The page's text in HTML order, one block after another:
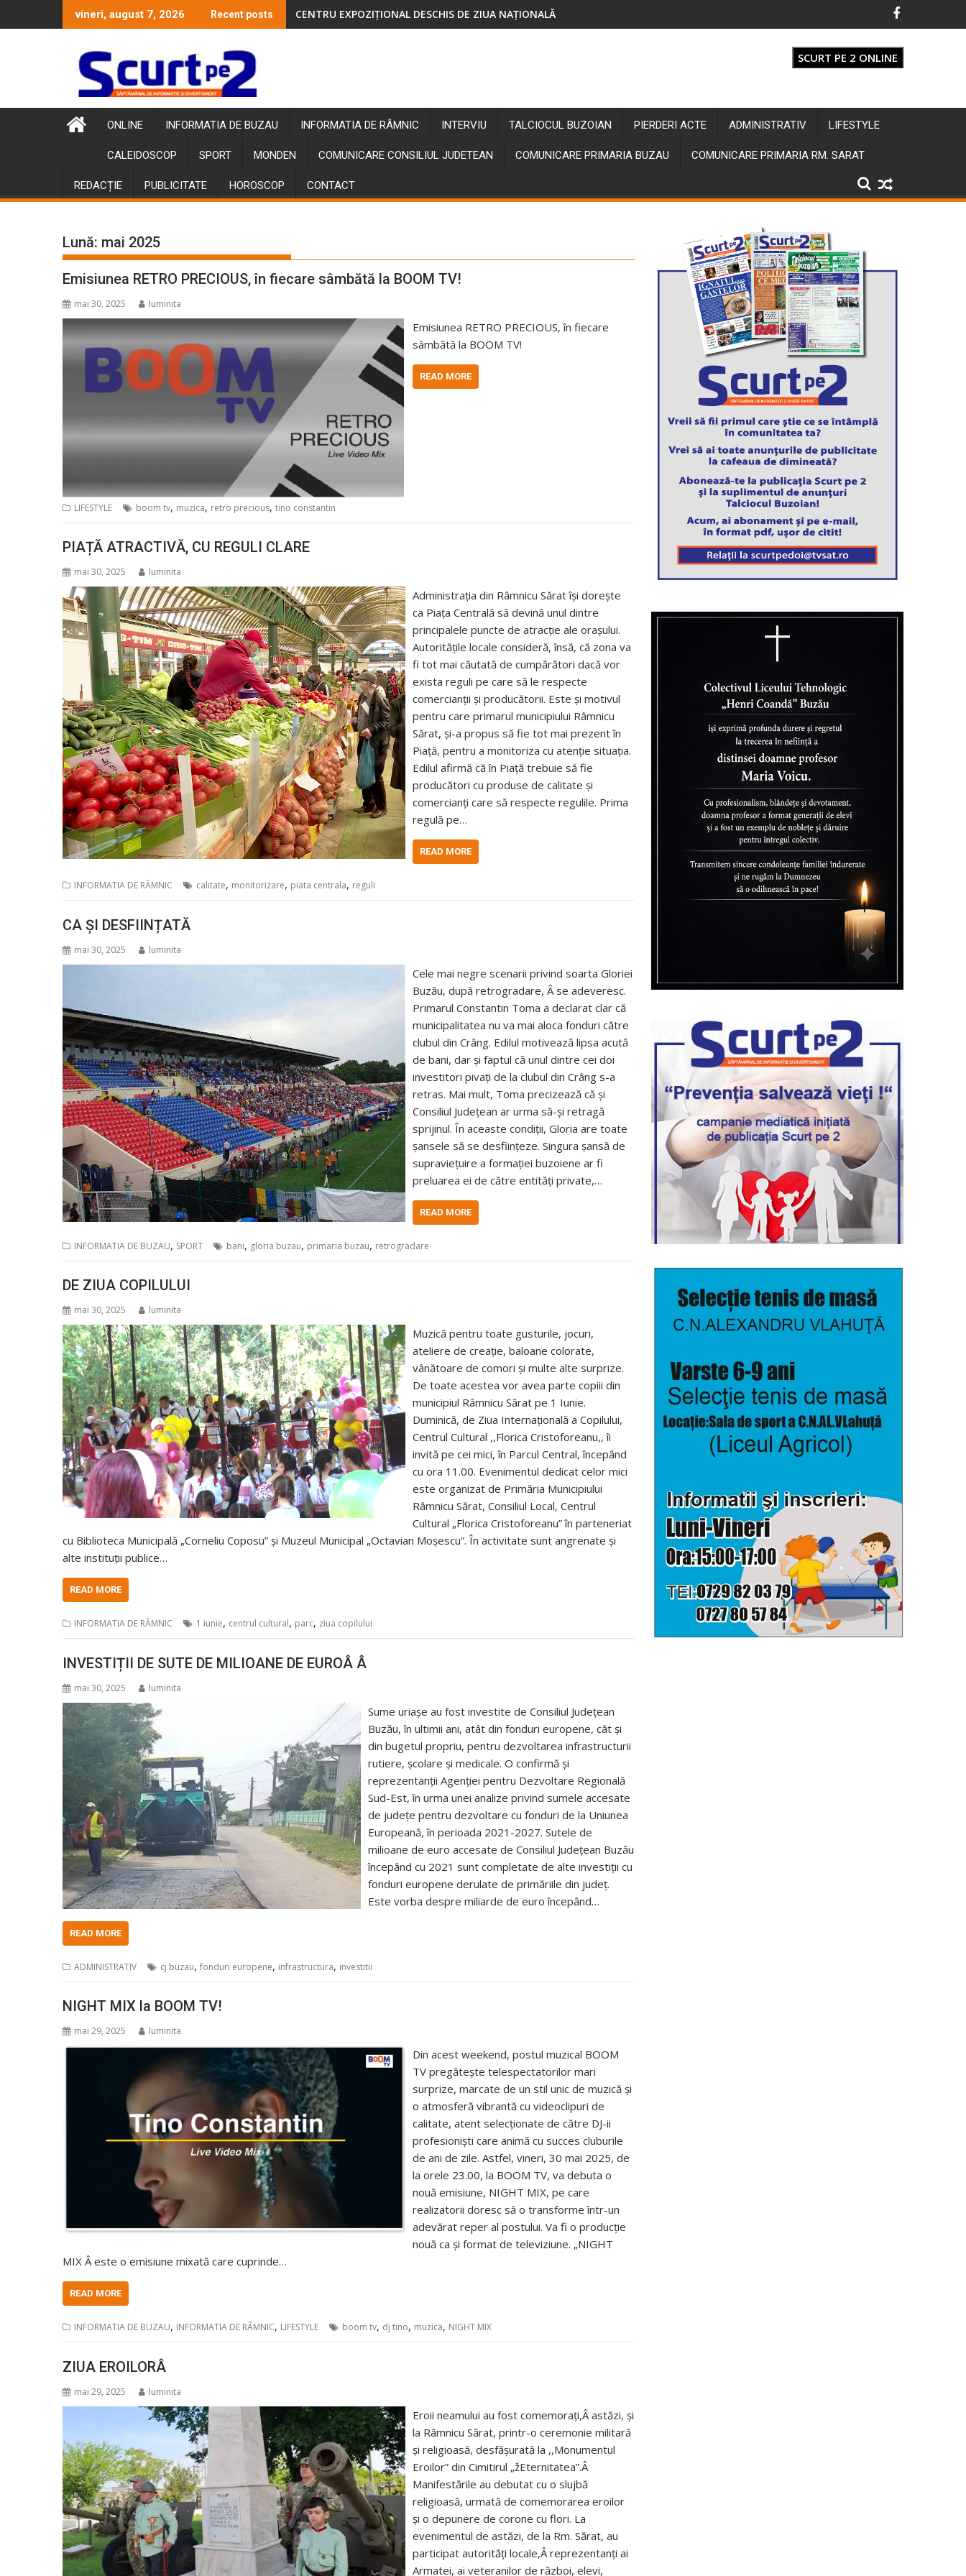
to
vineri, august 7, 2026 Recent posts CENTRU EXPOZIȚIONAL DESCHIS DE ZIUA NAȚIONALĂ
SCURT PE 2 ONLINE
ONLINE INFORMATIA DE BUZAU INFORMATIA DE RÂMNIC INTERVIU TALCIOCUL BUZOIAN PIERDERI ACTE ADMINISTRATIV LIFESTYLE
CALEIDOSCOP SPORT MONDEN COMUNICARE CONSILIUL JUDETEAN COMUNICARE PRIMARIA BUZAU COMUNICARE PRIMARIA RM. SARAT
REDACȚIE PUBLICITATE HOROSCOP CONTACT
Lună: mai 2025
Emisiunea RETRO PRECIOUS, în fiecare sâmbătă la BOOM TV!
mai 30, 2025 luminita
Emisiunea RETRO PRECIOUS, în fiecare
sâmbătă la BOOM TV!
READ MORE
LIFESTYLE boom tv, muzica, retro precious, tino constantin
PIAȚĂ ATRACTIVĂ, CU REGULI CLARE
mai 30, 2025 luminita
Administrația din Râmnicu Sărat își dorește
ca Piața Centrală să devină unul dintre
principalele puncte de atracție ale orașului.
Autoritățile locale consideră, însă, că zona va
fi tot mai căutată de cumpărători dacă vor
exista reguli pe care să le respecte
comercianții și producătorii. Este și motivul
pentru care primarul municipiului Râmnicu
Sărat, și-a propus să fie tot mai prezent în
Piață, pentru a monitoriza cu atenție situația.
Edilul afirmă că în Piață trebuie să fie
producători cu produse de calitate și
comercianți care să respecte regulile. Prima
regulă pe…
READ MORE
INFORMATIA DE RÂMNIC calitate, monitorizare, piata centrala, reguli
CA ȘI DESFIINȚATĂ
mai 30, 2025 luminita
Cele mai negre scenarii privind soarta Gloriei
Buzău, după retrogradare, Â se adeveresc.
Primarul Constantin Toma a declarat clar că
municipalitatea nu va mai aloca fonduri către
clubul din Crâng. Edilul motivează lipsa acută
de bani, dar și faptul că unul dintre cei doi
investitori pivați de la clubul din Crâng s-a
retras. Mai mult, Toma precizează că și
Consiliul Județean ar urma să-și retragă
sprijinul. În aceaste condiții, Gloria are toate
șansele să se desființeze. Singura șansă de
supraviețuire a formației buzoiene ar fi
preluarea ei de către entități private,…
READ MORE
INFORMATIA DE BUZAU, SPORT bani, gloria buzau, primaria buzau, retrogradare
DE ZIUA COPILULUI
mai 30, 2025 luminita
Muzică pentru toate gusturile, jocuri,
ateliere de creație, baloane colorate,
vânătoare de comori și multe alte surprize.
De toate acestea vor avea parte copiii din
municipiul Râmnicu Sărat pe 1 Iunie.
Duminică, de Ziua Internațională a Copilului,
Centrul Cultural ,,Florica Cristoforeanu,, îi
invită pe cei mici, în Parcul Central, începând
cu ora 11.00. Evenimentul dedicat celor mici
este organizat de Primăria Municipiului
Râmnicu Sărat, Consiliul Local, Centrul
Cultural „Florica Cristoforeanu” în parteneriat
cu Biblioteca Municipală „Corneliu Coposu” și Muzeul Municipal „Octavian Moșescu”. În activitate sunt angrenate și
alte instituții publice…
READ MORE
INFORMATIA DE RÂMNIC 1 iunie, centrul cultural, parc, ziua copilului
INVESTIȚII DE SUTE DE MILIOANE DE EUROÂ Â
mai 30, 2025 luminita
Sume uriașe au fost investite de Consiliul Județean
Buzău, în ultimii ani, atât din fonduri europene, cât și
din bugetul propriu, pentru dezvoltarea infrastructurii
rutiere, școlare și medicale. O confirmă și
reprezentanții Agenției pentru Dezvoltare Regională
Sud-Est, în urma unei analize privind sumele accesate
de județe pentru dezvoltare cu fonduri de la Uniunea
Europeană, în perioada 2021-2027. Sutele de
milioane de euro accesate de Consiliul Județean Buzău
începând cu 2021 sunt completate de alte investiții cu
fonduri europene derulate de primăriile din județ.
Este vorba despre miliarde de euro începând…
READ MORE
ADMINISTRATIV cj buzau, fonduri europene, infrastructura, investitii
NIGHT MIX la BOOM TV!
mai 29, 2025 luminita
Din acest weekend, postul muzical BOOM
TV pregătește telespectatorilor mari
surprize, marcate de un stil unic de muzică și
o atmosferă vibrantă cu videoclipuri de
calitate, atent selecționate de către DJ-ii
profesioniști care animă cu succes cluburile
de ani de zile. Astfel, vineri, 30 mai 2025, de
la orele 23.00, la BOOM TV, va debuta o
nouă emisiune, NIGHT MIX, pe care
realizatorii doresc să o transforme într-un
adevărat reper al postului. Va fi o producție
nouă ca și format de televiziune. „NIGHT
MIX Â este o emisiune mixată care cuprinde…
READ MORE
INFORMATIA DE BUZAU, INFORMATIA DE RÂMNIC, LIFESTYLE boom tv, dj tino, muzica, NIGHT MIX
ZIUA EROILORÂ
mai 29, 2025 luminita
Eroii neamului au fost comemorați,Â astăzi, și
la Râmnicu Sărat, printr-o ceremonie militară
și religioasă, desfășurată la ,,Monumentul
Eroilor” din Cimitirul „žEternitatea”.Â
Manifestările au debutat cu o slujbă
religioasă, urmată de comemorarea eroilor
și o depunere de corone cu flori. La
evenimentul de astăzi, de la Rm. Sărat, au
participat autorități locale,Â reprezentanți ai
Armatei, ai veteranilor de război, elevi,